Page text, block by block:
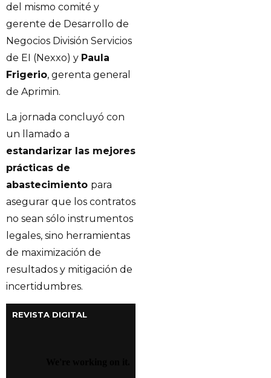
del mismo comité y
gerente de Desarrollo de
Negocios División Servicios
de EI (Nexxo) y Paula
Frigerio, gerenta general
de Aprimin.
La jornada concluyó con
un llamado a
estandarizar las mejores
prácticas de
abastecimiento para
asegurar que los contratos
no sean sólo instrumentos
legales, sino herramientas
de maximización de
resultados y mitigación de
incertidumbres.
REVISTA DIGITAL